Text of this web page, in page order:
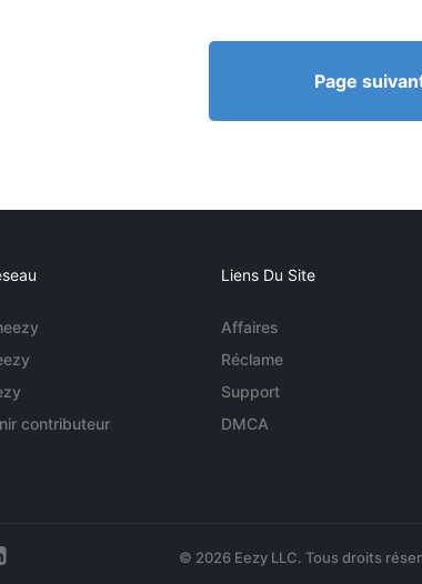
Page
contributeur
Liens Du Site
Affaires
Réclame
Support
DMCA
© 2026 Eezy LLC. Tous droits